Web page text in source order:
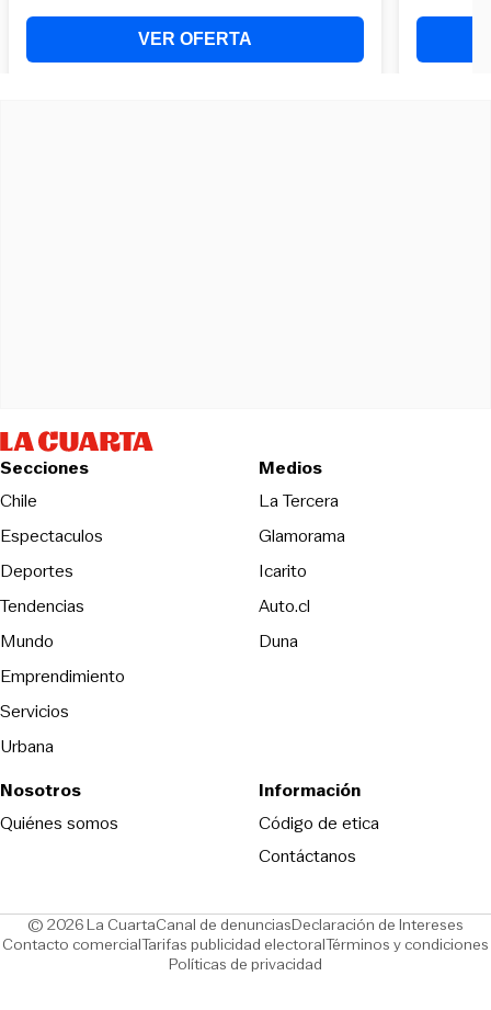
Secciones
Chile
Espectaculos
Deportes
Tendencias
Mundo
Emprendimiento
Servicios
Urbana
Medios
La Tercera
Glamorama
Icarito
Auto.cl
Duna
Nosotros
Quiénes somos
Información
Código de etica
Contáctanos
© 2026 La CuartaCanal de denunciasOpens in new window
Declaración de Intereses
Contacto comercialOpens in new window
Tarifas publicidad electoralOpens in new window
Términos y condiciones
Políticas de privacidad